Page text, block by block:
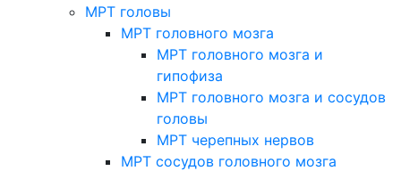
МРТ головы
МРТ головного мозга
МРТ головного мозга и
гипофиза
МРТ головного мозга и сосудов
головы
МРТ черепных нервов
МРТ сосудов головного мозга